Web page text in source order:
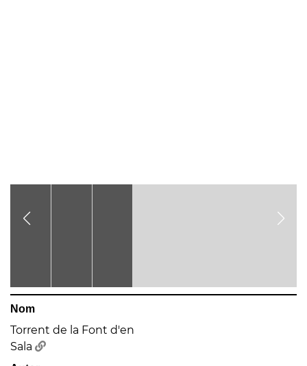
Nom
Torrent de la Font d'en
Sala